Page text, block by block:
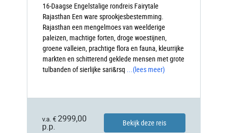
16-Daagse Engelstalige rondreis Fairytale
Rajasthan Een ware sprookjesbestemming.
Rajasthan een mengelmoes van weelderige
paleizen, machtige forten, droge woestijnen,
groene valleien, prachtige flora en fauna, kleurrijke
markten en schitterend geklede mensen met grote
tulbanden of sierlijke sari&rsq ...(lees meer)
v.a. € 2999,00
p.p.
Bekijk deze reis